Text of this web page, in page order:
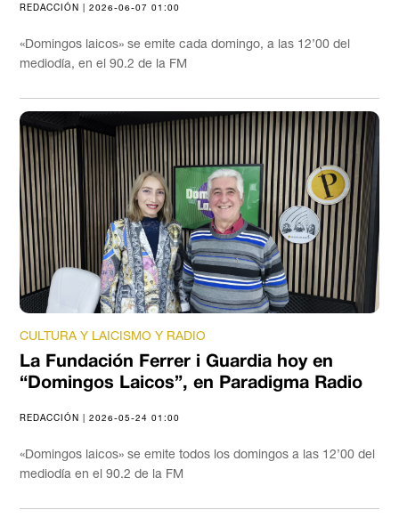
REDACCIÓN | 2026-06-07 01:00
«Domingos laicos» se emite cada domingo, a las 12’00 del
mediodía, en el 90.2 de la FM
CULTURA Y LAICISMO Y RADIO
La Fundación Ferrer i Guardia hoy en
“Domingos Laicos”, en Paradigma Radio
REDACCIÓN | 2026-05-24 01:00
«Domingos laicos» se emite todos los domingos a las 12’00 del
mediodía en el 90.2 de la FM